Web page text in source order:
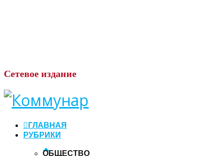
Сетевое издание
ГЛАВНАЯ
РУБРИКИ
ОБЩЕСТВО